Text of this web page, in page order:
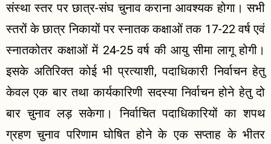
संस्था स्तर पर छात्र-संघ चुनाव कराना आवश्यक होगा। सभी
स्तरों के छात्र निकायों पर स्नातक कक्षाओं तक 17-22 वर्ष एवं
स्नातकोतर कक्षाओं में 24-25 वर्ष की आयु सीमा लागू होगी।
इसके अतिरिक्त कोई भी प्रत्याशी, पदाधिकारी निर्वाचन हेतु
केवल एक बार तथा कार्यकारिणी सदस्या निर्वाचन होने हेतु दो
बार चुनाव लड़ सकेगा। निर्वाचित पदाधिकारियों का शपथ
ग्रहण चुनाव परिणाम घोषित होने के एक सप्ताह के भीतर